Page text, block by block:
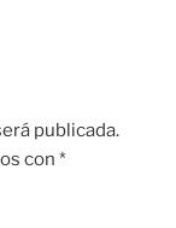
publicada.
con *